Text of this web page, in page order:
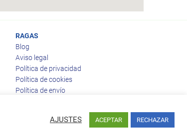
RAGAS
Blog
Aviso legal
Política de privacidad
Política de cookies
Política de envío
AJUSTES ACEPTAR RECHAZAR